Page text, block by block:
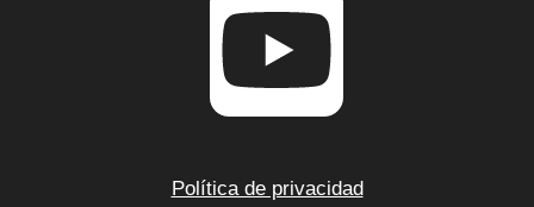
CONTACTO
Política de privacidad